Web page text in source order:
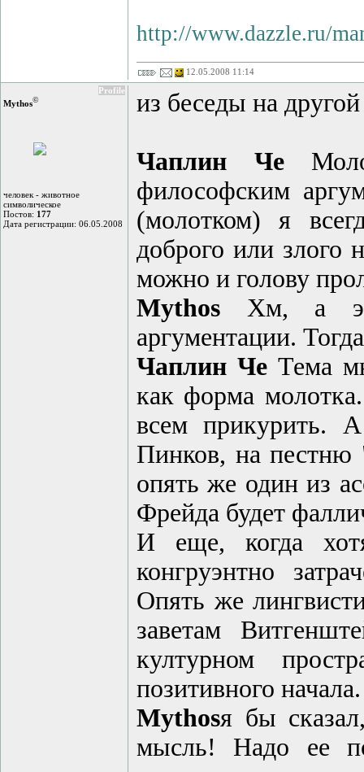
http://www.dazzle.ru/
12.05.2008 11:14
Profile
Mythos©
человек - животное
символическое
Постов: 177
Дата регистрации: 06.05.2008
из беседы на
Чаплин Че
философским
(молотком) я
доброго или злого
можно и голову
Mythos Хм, а
аргументации.
Чаплин Че Тема
как форма
всем прикурить.
Пинков, на пестню
опять же один из
Фрейда будет
И еще, когда
конгруэнтно
Опять же
заветам
културном
позитивного начала.
Mythosя бы
мысль! Надо ее